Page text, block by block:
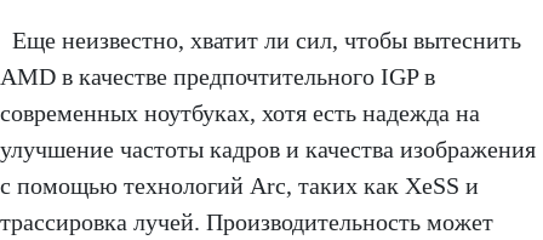
Еще неизвестно, хватит ли сил, чтобы вытеснить
AMD в качестве предпочтительного IGP в
современных ноутбуках, хотя есть надежда на
улучшение частоты кадров и качества изображения
с помощью технологий Arc, таких как XeSS и
трассировка лучей. Производительность может